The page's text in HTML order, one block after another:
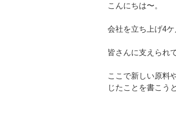
こんにちは〜。
会社を立ち上げ4ケ
皆さんに支えられ
ここで新しい原料
じたことを書こう